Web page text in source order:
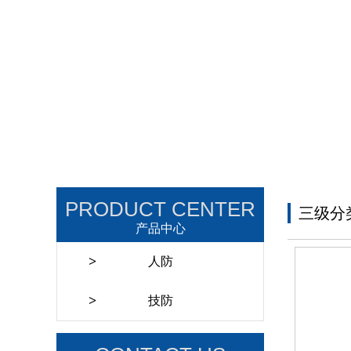
PRODUCT CENTER
产品中心
> 人防
> 技防
三级分